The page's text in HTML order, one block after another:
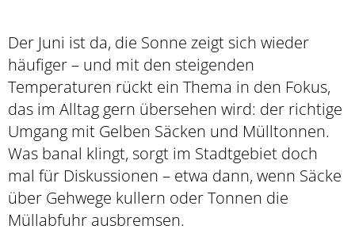
Der Juni ist da, die Sonne zeigt sich wieder
häufiger – und mit den steigenden
Temperaturen rückt ein Thema in den Fokus,
das im Alltag gern übersehen wird: der richtige
Umgang mit Gelben Säcken und Mülltonnen.
Was banal klingt, sorgt im Stadtgebiet doch
mal für Diskussionen – etwa dann, wenn Säcke
über Gehwege kullern oder Tonnen die
Müllabfuhr ausbremsen.